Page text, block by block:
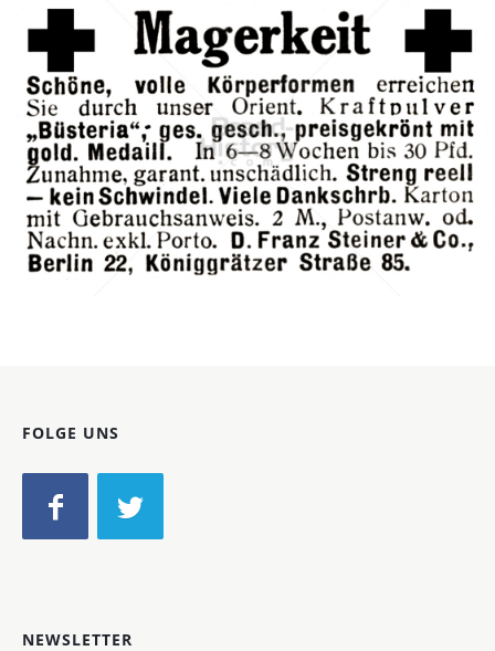
D. Franz Steiner & Co., Berlin
D. Franz Steiner & Co., Berlin
1911
FOLGE UNS
NEWSLETTER